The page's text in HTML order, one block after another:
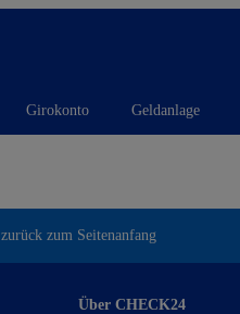
Girokonto Geldanlage
zurück zum Seitenanfang
Über CHECK24